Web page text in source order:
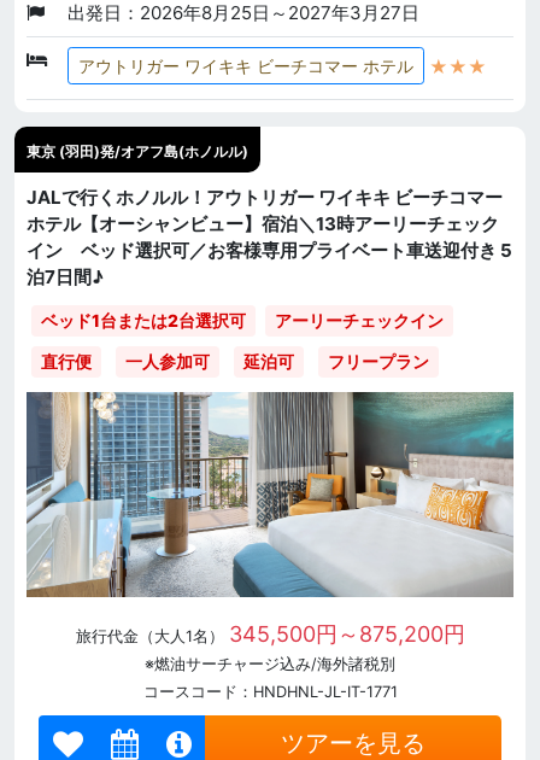
出発日：2026年8月25日～2027年3月27日
アウトリガー ワイキキ ビーチコマー ホテル ★★★
東京 (羽田)発/オアフ島(ホノルル)
JALで行くホノルル！アウトリガー ワイキキ ビーチコマー
ホテル【オーシャンビュー】宿泊＼13時アーリーチェック
イン ベッド選択可／お客様専用プライベート車送迎付き 5
泊7日間♪
ベッド1台または2台選択可
アーリーチェックイン
直行便
一人参加可 延泊可 フリープラン
旅行代金（大人1名） 345,500円～875,200円
※燃油サーチャージ込み/海外諸税別
コースコード：HNDHNL-JL-IT-1771
ツアーを見る